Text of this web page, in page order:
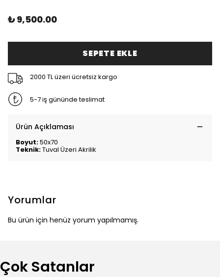
₺ 9,500.00
SEPETE EKLE
2000 TL üzeri ücretsiz kargo
5-7 iş gününde teslimat
Ürün Açıklaması
Boyut:50x70
Teknik:Tuval Üzeri Akrilik
Yorumlar
Bu ürün için henüz yorum yapılmamış.
Çok Satanlar